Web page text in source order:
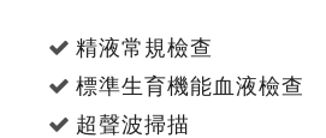
精液常規檢查
標準生育機能血液檢查
超聲波掃描